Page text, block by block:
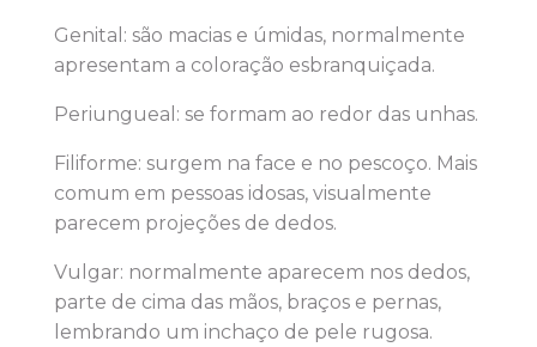
Genital: são macias e úmidas, normalmente
apresentam a coloração esbranquiçada.
Periungueal: se formam ao redor das unhas.
Filiforme: surgem na face e no pescoço. Mais
comum em pessoas idosas, visualmente
parecem projeções de dedos.
Vulgar: normalmente aparecem nos dedos,
parte de cima das mãos, braços e pernas,
lembrando um inchaço de pele rugosa.